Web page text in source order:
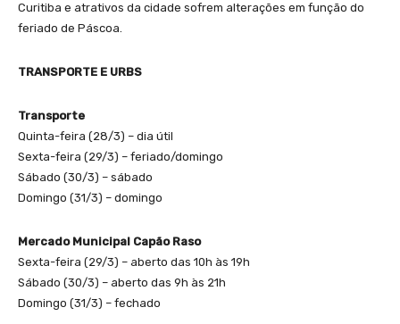
Curitiba e atrativos da cidade sofrem alterações em função do
feriado de Páscoa.
TRANSPORTE E URBS
Transporte
Quinta-feira (28/3) – dia útil
Sexta-feira (29/3) – feriado/domingo
Sábado (30/3) – sábado
Domingo (31/3) – domingo
Mercado Municipal Capão Raso
Sexta-feira (29/3) – aberto das 10h às 19h
Sábado (30/3) – aberto das 9h às 21h
Domingo (31/3) – fechado